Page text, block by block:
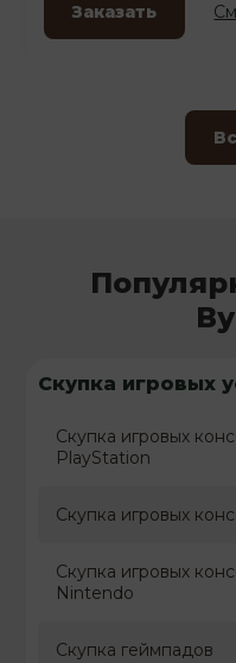
Заказать
Скупка игровых
Скупка игровых
PlayStation
Скупка игровых
Скупка игровых
Nintendo
Скупка геймпадов